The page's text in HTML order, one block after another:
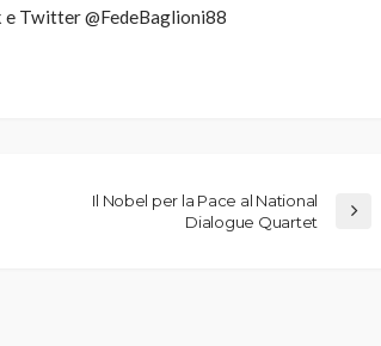
e Twitter @FedeBaglioni88
Il Nobel per la Pace al National
Dialogue Quartet